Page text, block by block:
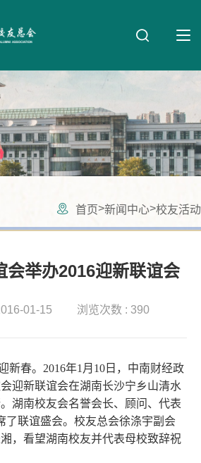
首页>新闻中心>校友活动
会举办2016迎新联谊会
01-15 浏览次数 : 390
新春。 2016年1 月 10 日，中南财经政
迎新联谊会在湖南长沙宁乡山清水
湖南校友会名誉会长、顾问、代表
了联谊盛会。校友总会徐涤宇副会
，看望湖南校友并代表母校致辞祝